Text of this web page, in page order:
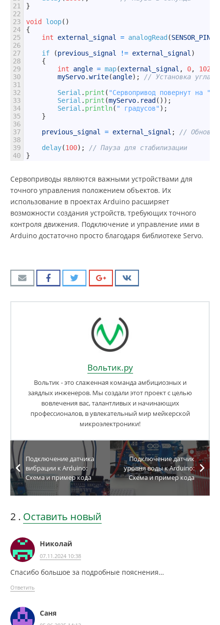
21
22
23
24
25
26
27
28
29
30
31
32
33
34
35
36
37
38
39
40
}
void
loop( )
{
int
external_signal = analogRead (SENSOR_PIN
if
(previous_signal != external_signal )
{
int
angle = map(external_signal , 0, 1023
myServo.write(angle) ;
// Установка угла
Serial . print ( "Сервопривод повернут на "
Serial . print (myServo. read ( ) ) ;
Serial . println( " градусов" ) ;
}
previous_signal
= external_signal ;
//
delay(100) ;
// Пауза для стабилизации
}
Сервоприводы являются важными устройствами для
точного управления положением объектов. Их
использование в проектах Arduino расширяет
возможности создания устройств, требующих точного
контроля движения. Подключение и управление ими в
Arduino достаточно просто благодаря библиотеке Servo.
Вольтик.ру
Вольтик - это слаженная команда амбициозных и
заядлых инженеров. Мы создали этот проект с целью
вовлечения вас, талантливых и начинающих
профессионалов, в увлекательный мир мейкерской
микроэлектроники!
Подключение датчика
вибрации к Arduino:
Схема и пример кода
Подключение датчик
уровня воды к Arduino:
Схема и пример кода
2 комментария
. Оставить новый
Николай
07.11.2024 10:38
Спасибо большое за подробные пояснения…
Ответить
Саня